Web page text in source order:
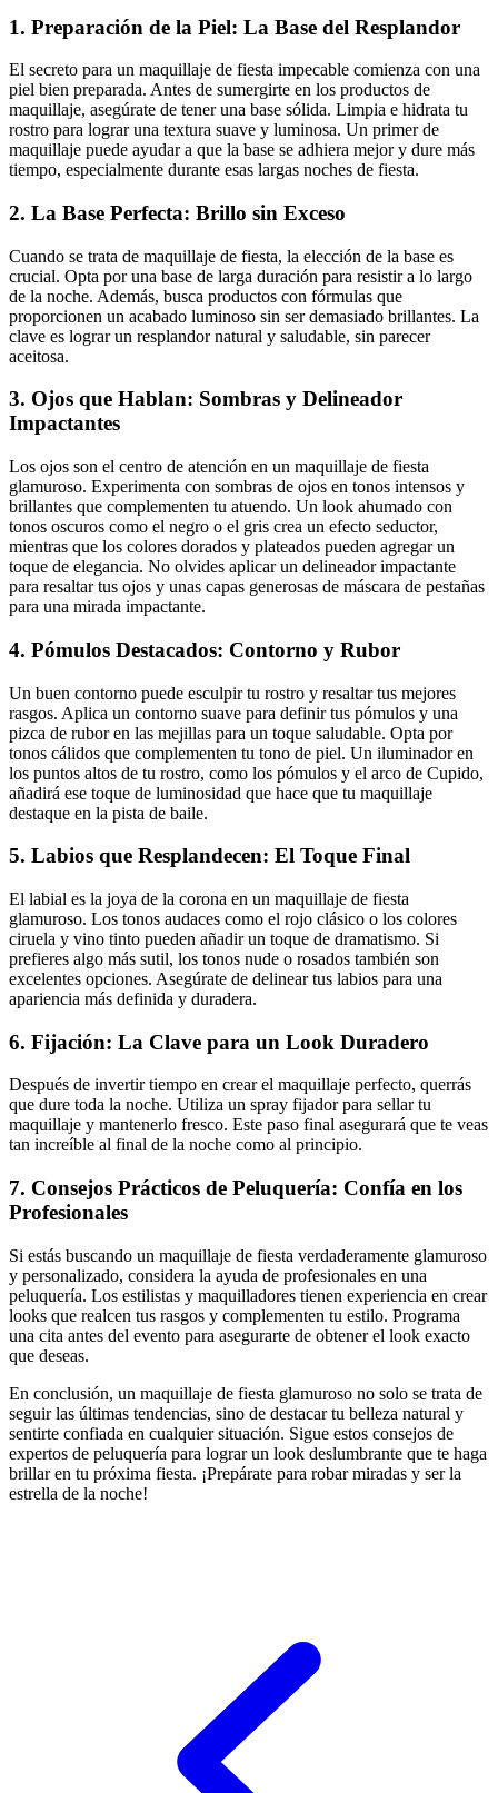
1. Preparación de la Piel: La Base del Resplandor
El secreto para un maquillaje de fiesta impecable comienza con una
piel bien preparada. Antes de sumergirte en los productos de
maquillaje, asegúrate de tener una base sólida. Limpia e hidrata tu
rostro para lograr una textura suave y luminosa. Un primer de
maquillaje puede ayudar a que la base se adhiera mejor y dure más
tiempo, especialmente durante esas largas noches de fiesta.
2. La Base Perfecta: Brillo sin Exceso
Cuando se trata de maquillaje de fiesta, la elección de la base es
crucial. Opta por una base de larga duración para resistir a lo largo
de la noche. Además, busca productos con fórmulas que
proporcionen un acabado luminoso sin ser demasiado brillantes. La
clave es lograr un resplandor natural y saludable, sin parecer
aceitosa.
3. Ojos que Hablan: Sombras y Delineador
Impactantes
Los ojos son el centro de atención en un maquillaje de fiesta
glamuroso. Experimenta con sombras de ojos en tonos intensos y
brillantes que complementen tu atuendo. Un look ahumado con
tonos oscuros como el negro o el gris crea un efecto seductor,
mientras que los colores dorados y plateados pueden agregar un
toque de elegancia. No olvides aplicar un delineador impactante
para resaltar tus ojos y unas capas generosas de máscara de pestañas
para una mirada impactante.
4. Pómulos Destacados: Contorno y Rubor
Un buen contorno puede esculpir tu rostro y resaltar tus mejores
rasgos. Aplica un contorno suave para definir tus pómulos y una
pizca de rubor en las mejillas para un toque saludable. Opta por
tonos cálidos que complementen tu tono de piel. Un iluminador en
los puntos altos de tu rostro, como los pómulos y el arco de Cupido,
añadirá ese toque de luminosidad que hace que tu maquillaje
destaque en la pista de baile.
5. Labios que Resplandecen: El Toque Final
El labial es la joya de la corona en un maquillaje de fiesta
glamuroso. Los tonos audaces como el rojo clásico o los colores
ciruela y vino tinto pueden añadir un toque de dramatismo. Si
prefieres algo más sutil, los tonos nude o rosados también son
excelentes opciones. Asegúrate de delinear tus labios para una
apariencia más definida y duradera.
6. Fijación: La Clave para un Look Duradero
Después de invertir tiempo en crear el maquillaje perfecto, querrás
que dure toda la noche. Utiliza un spray fijador para sellar tu
maquillaje y mantenerlo fresco. Este paso final asegurará que te veas
tan increíble al final de la noche como al principio.
7. Consejos Prácticos de Peluquería: Confía en los
Profesionales
Si estás buscando un maquillaje de fiesta verdaderamente glamuroso
y personalizado, considera la ayuda de profesionales en una
peluquería. Los estilistas y maquilladores tienen experiencia en crear
looks que realcen tus rasgos y complementen tu estilo. Programa
una cita antes del evento para asegurarte de obtener el look exacto
que deseas.
En conclusión, un maquillaje de fiesta glamuroso no solo se trata de
seguir las últimas tendencias, sino de destacar tu belleza natural y
sentirte confiada en cualquier situación. Sigue estos consejos de
expertos de peluquería para lograr un look deslumbrante que te haga
brillar en tu próxima fiesta. ¡Prepárate para robar miradas y ser la
estrella de la noche!